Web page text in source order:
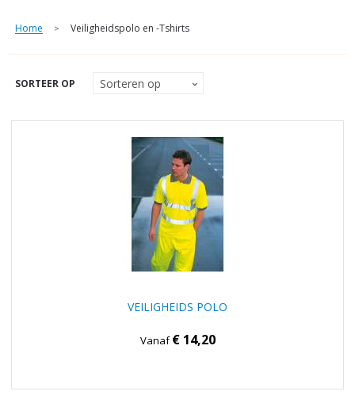
Home > Veiligheidspolo en -Tshirts
SORTEER OP
VEILIGHEIDS POLO
Vanaf€ 14,20